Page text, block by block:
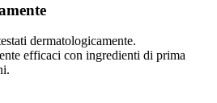
dermatologicamente.
efficaci con ingredienti di prima